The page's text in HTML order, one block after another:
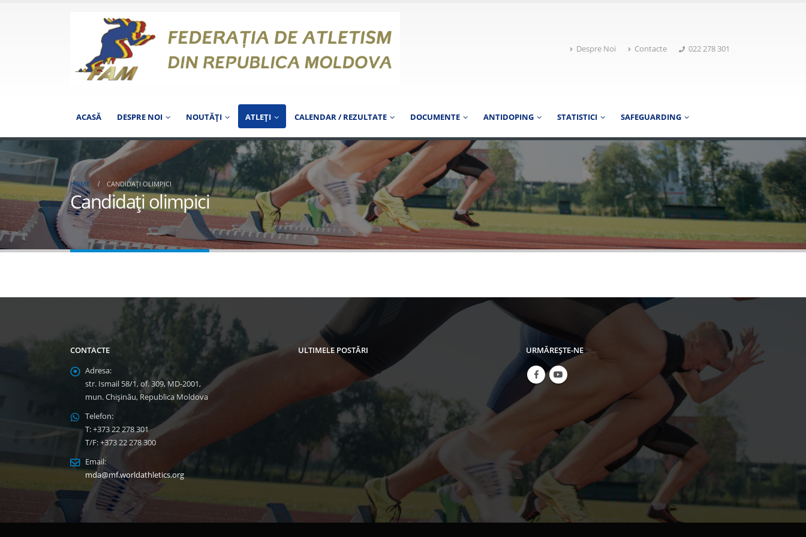
Despre Noi Contacte 022 278 301
ACASĂ DESPRE NOI NOUTĂȚI ATLEŢI CALENDAR / REZULTATE DOCUMENTE ANTIDOPING STATISTICI SAFEGUARDING
HOME CANDIDAŢI OLIMPICI
Candidaţi olimpici
CONTACTE
Adresa:
str. Ismail 58/1, of. 309, MD-2001,
mun. Chişinău, Republica Moldova
Telefon:
T: +373 22 278 301
T/F: +373 22 278 300
Email:
mda@mf.worldathletics.org
ULTIMELE POSTĂRI URMĂREŞTE-NE